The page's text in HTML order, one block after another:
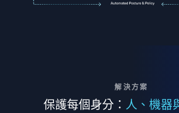
解決方案
保護每個身分： 人、機器